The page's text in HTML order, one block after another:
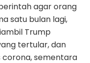
agar orang
satu bulan lagi,
Trump
tertular, dan
corona, sementara